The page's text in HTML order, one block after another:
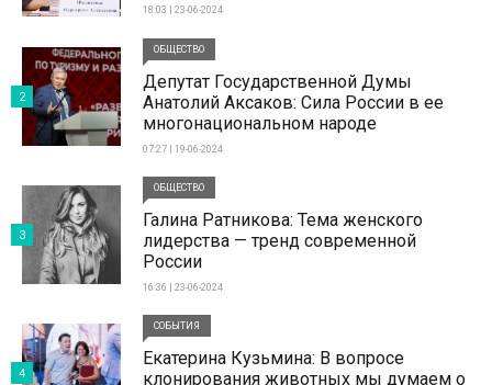
18:03 | 23-06-2024
ОБЩЕСТВО
Депутат Государственной Думы
Анатолий Аксаков: Сила России в ее
многонациональном народе
07:27 | 19-06-2024
2
ОБЩЕСТВО
Галина Ратникова: Тема женского
лидерства — тренд современной
России
16:36 | 23-06-2024
3
СОБЫТИЯ
Екатерина Кузьмина: В вопросе
клонирования животных мы думаем о
4